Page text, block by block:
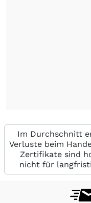
Im Durchschnitt
Verluste beim
Zertifikate sind
nicht für